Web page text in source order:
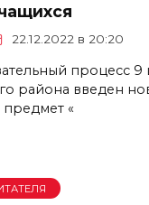
22.12.2022 в 20:20
процесс 9
района введен
«